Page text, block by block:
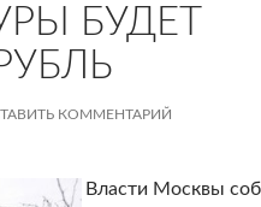
БУДЕТ
КОММЕНТАРИЙ
Власти Москвы